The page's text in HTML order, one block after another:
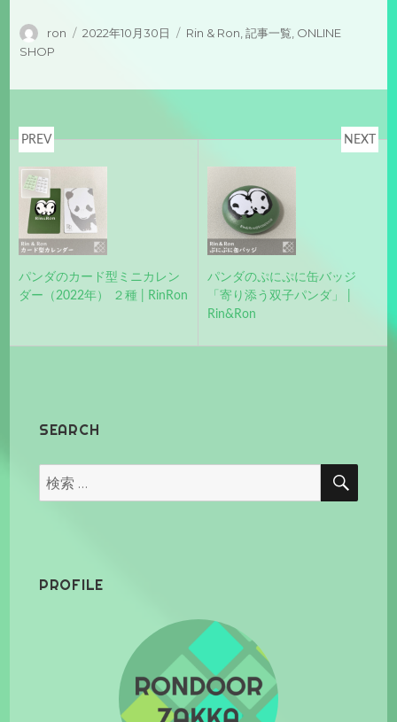
投
稿
ron
投
2022年10月30日
カ
リ
Rin & Ron 記事一覧 ONLINE
SHOP
PREV
パンダのカード型ミニカレン
ダー（2022年） ２種 | RinRon
NEXT
パンダのぷにぷに缶バッジ
「寄り添う双子パンダ」 |
Rin&Ron
SEARCH
検
検
PROFILE